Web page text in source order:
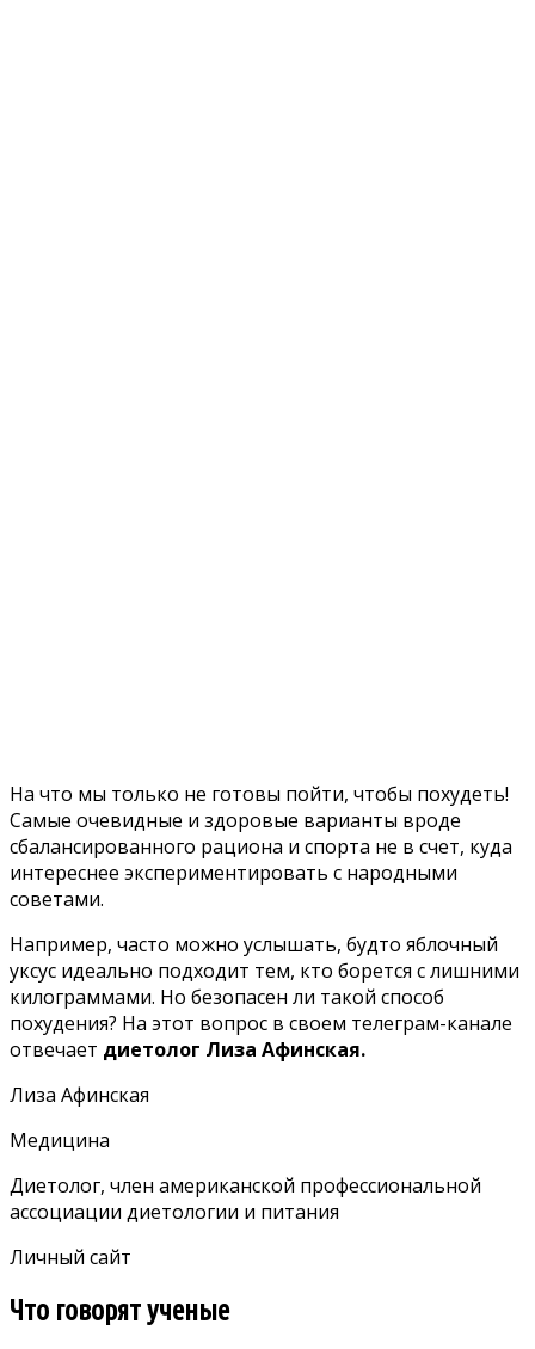
На что мы только не готовы пойти, чтобы похудеть!
Самые очевидные и здоровые варианты вроде
сбалансированного рациона и спорта не в счет, куда
интереснее экспериментировать с народными
советами.
Например, часто можно услышать, будто яблочный
уксус идеально подходит тем, кто борется с лишними
килограммами. Но безопасен ли такой способ
похудения? На этот вопрос в своем телеграм-канале
отвечает диетолог Лиза Афинская.
Лиза Афинская
Медицина
Диетолог, член американской профессиональной
ассоциации диетологии и питания
Личный сайт
Что говорят ученые